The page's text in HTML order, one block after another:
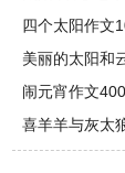
四个太阳作文
美丽的太阳和
闹元宵作文
喜羊羊与灰太